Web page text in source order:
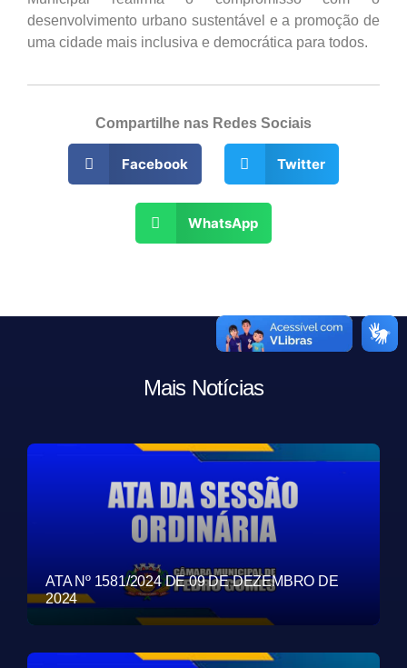
desenvolvimento urbano sustentável e a promoção de
uma cidade mais inclusiva e democrática para todos.
Compartilhe nas Redes Sociais
Facebook Twitter
WhatsApp
Mais Notícias
ATA Nº 1581/2024 DE 09 DE DEZEMBRO DE
2024